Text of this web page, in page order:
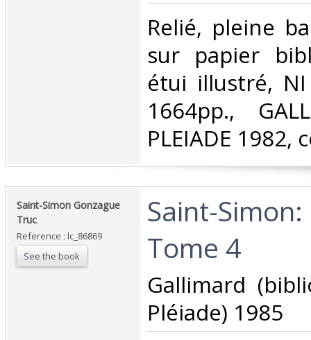
‎Relié, pleine
sur papier
étui illustré,
1664pp.,
PLEIADE 1982,
‎Saint-Simon Gonzague
Truc‎
Reference : lc_86869
See the book
‎Saint-
Tome 4‎
‎Gallimard
Pléiade) 1985‎